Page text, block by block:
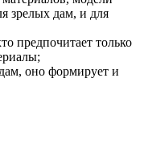
зрелых дам, и для
предпочитает только
оно формирует и